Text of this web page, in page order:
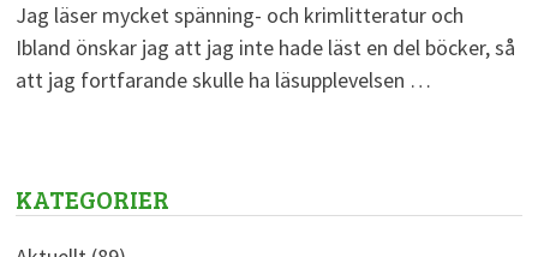
Jag läser mycket spänning- och krimlitteratur och
Ibland önskar jag att jag inte hade läst en del böcker, så
att jag fortfarande skulle ha läsupplevelsen …
KATEGORIER